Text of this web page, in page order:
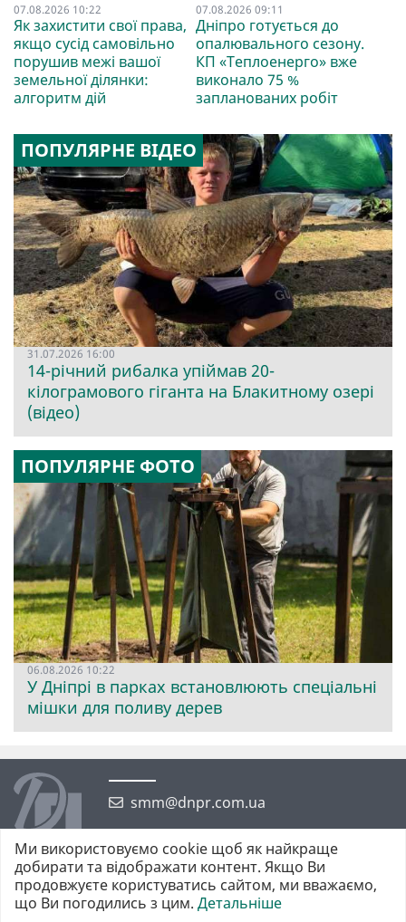
07.08.2026 10:22
Як захистити свої права,
якщо сусід самовільно
порушив межі вашої
земельної ділянки:
алгоритм дій
07.08.2026 09:11
Дніпро готується до
опалювального сезону.
КП «Теплоенерго» вже
виконало 75 %
запланованих робіт
ПОПУЛЯРНЕ ВІДЕО
31.07.2026 16:00
14-річний рибалка упіймав 20-
кілограмового гіганта на Блакитному озері
(відео)
ПОПУЛЯРНЕ ФОТО
06.08.2026 10:22
У Дніпрі в парках встановлюють спеціальні
мішки для поливу дерев
smm@dnpr.com.ua
©2026 https://dnpr.com.ua Дніпровська порадниця
Ми використовуємо cookie щоб як найкраще
добирати та відображати контент. Якщо Ви
продовжуєте користуватись сайтом, ми вважаємо,
що Ви погодились з цим. Детальніше